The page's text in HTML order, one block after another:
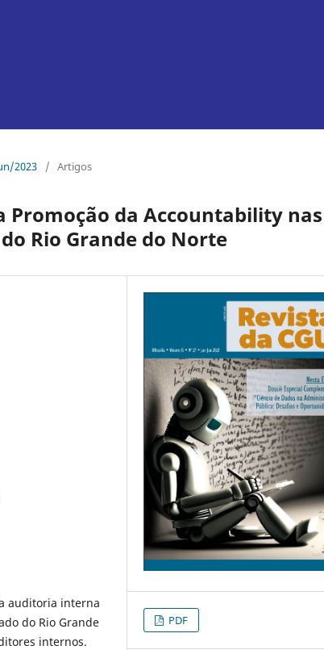
2023 / Artigos
da Accountability nas
Rio Grande do Norte
auditoria interna
do Rio Grande
internos.
PDF